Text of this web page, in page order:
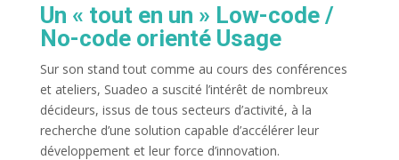
Un « tout en un » Low-code /
No-code orienté Usage
Sur son stand tout comme au cours des conférences
et ateliers, Suadeo a suscité l’intérêt de nombreux
décideurs, issus de tous secteurs d’activité, à la
recherche d’une solution capable d’accélérer leur
développement et leur force d’innovation.